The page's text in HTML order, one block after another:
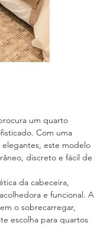
um quarto
Com uma
elegantes, este modelo
discreto e fácil de
da cabeceira,
e funcional. A
o sobrecarregar,
escolha para quartos